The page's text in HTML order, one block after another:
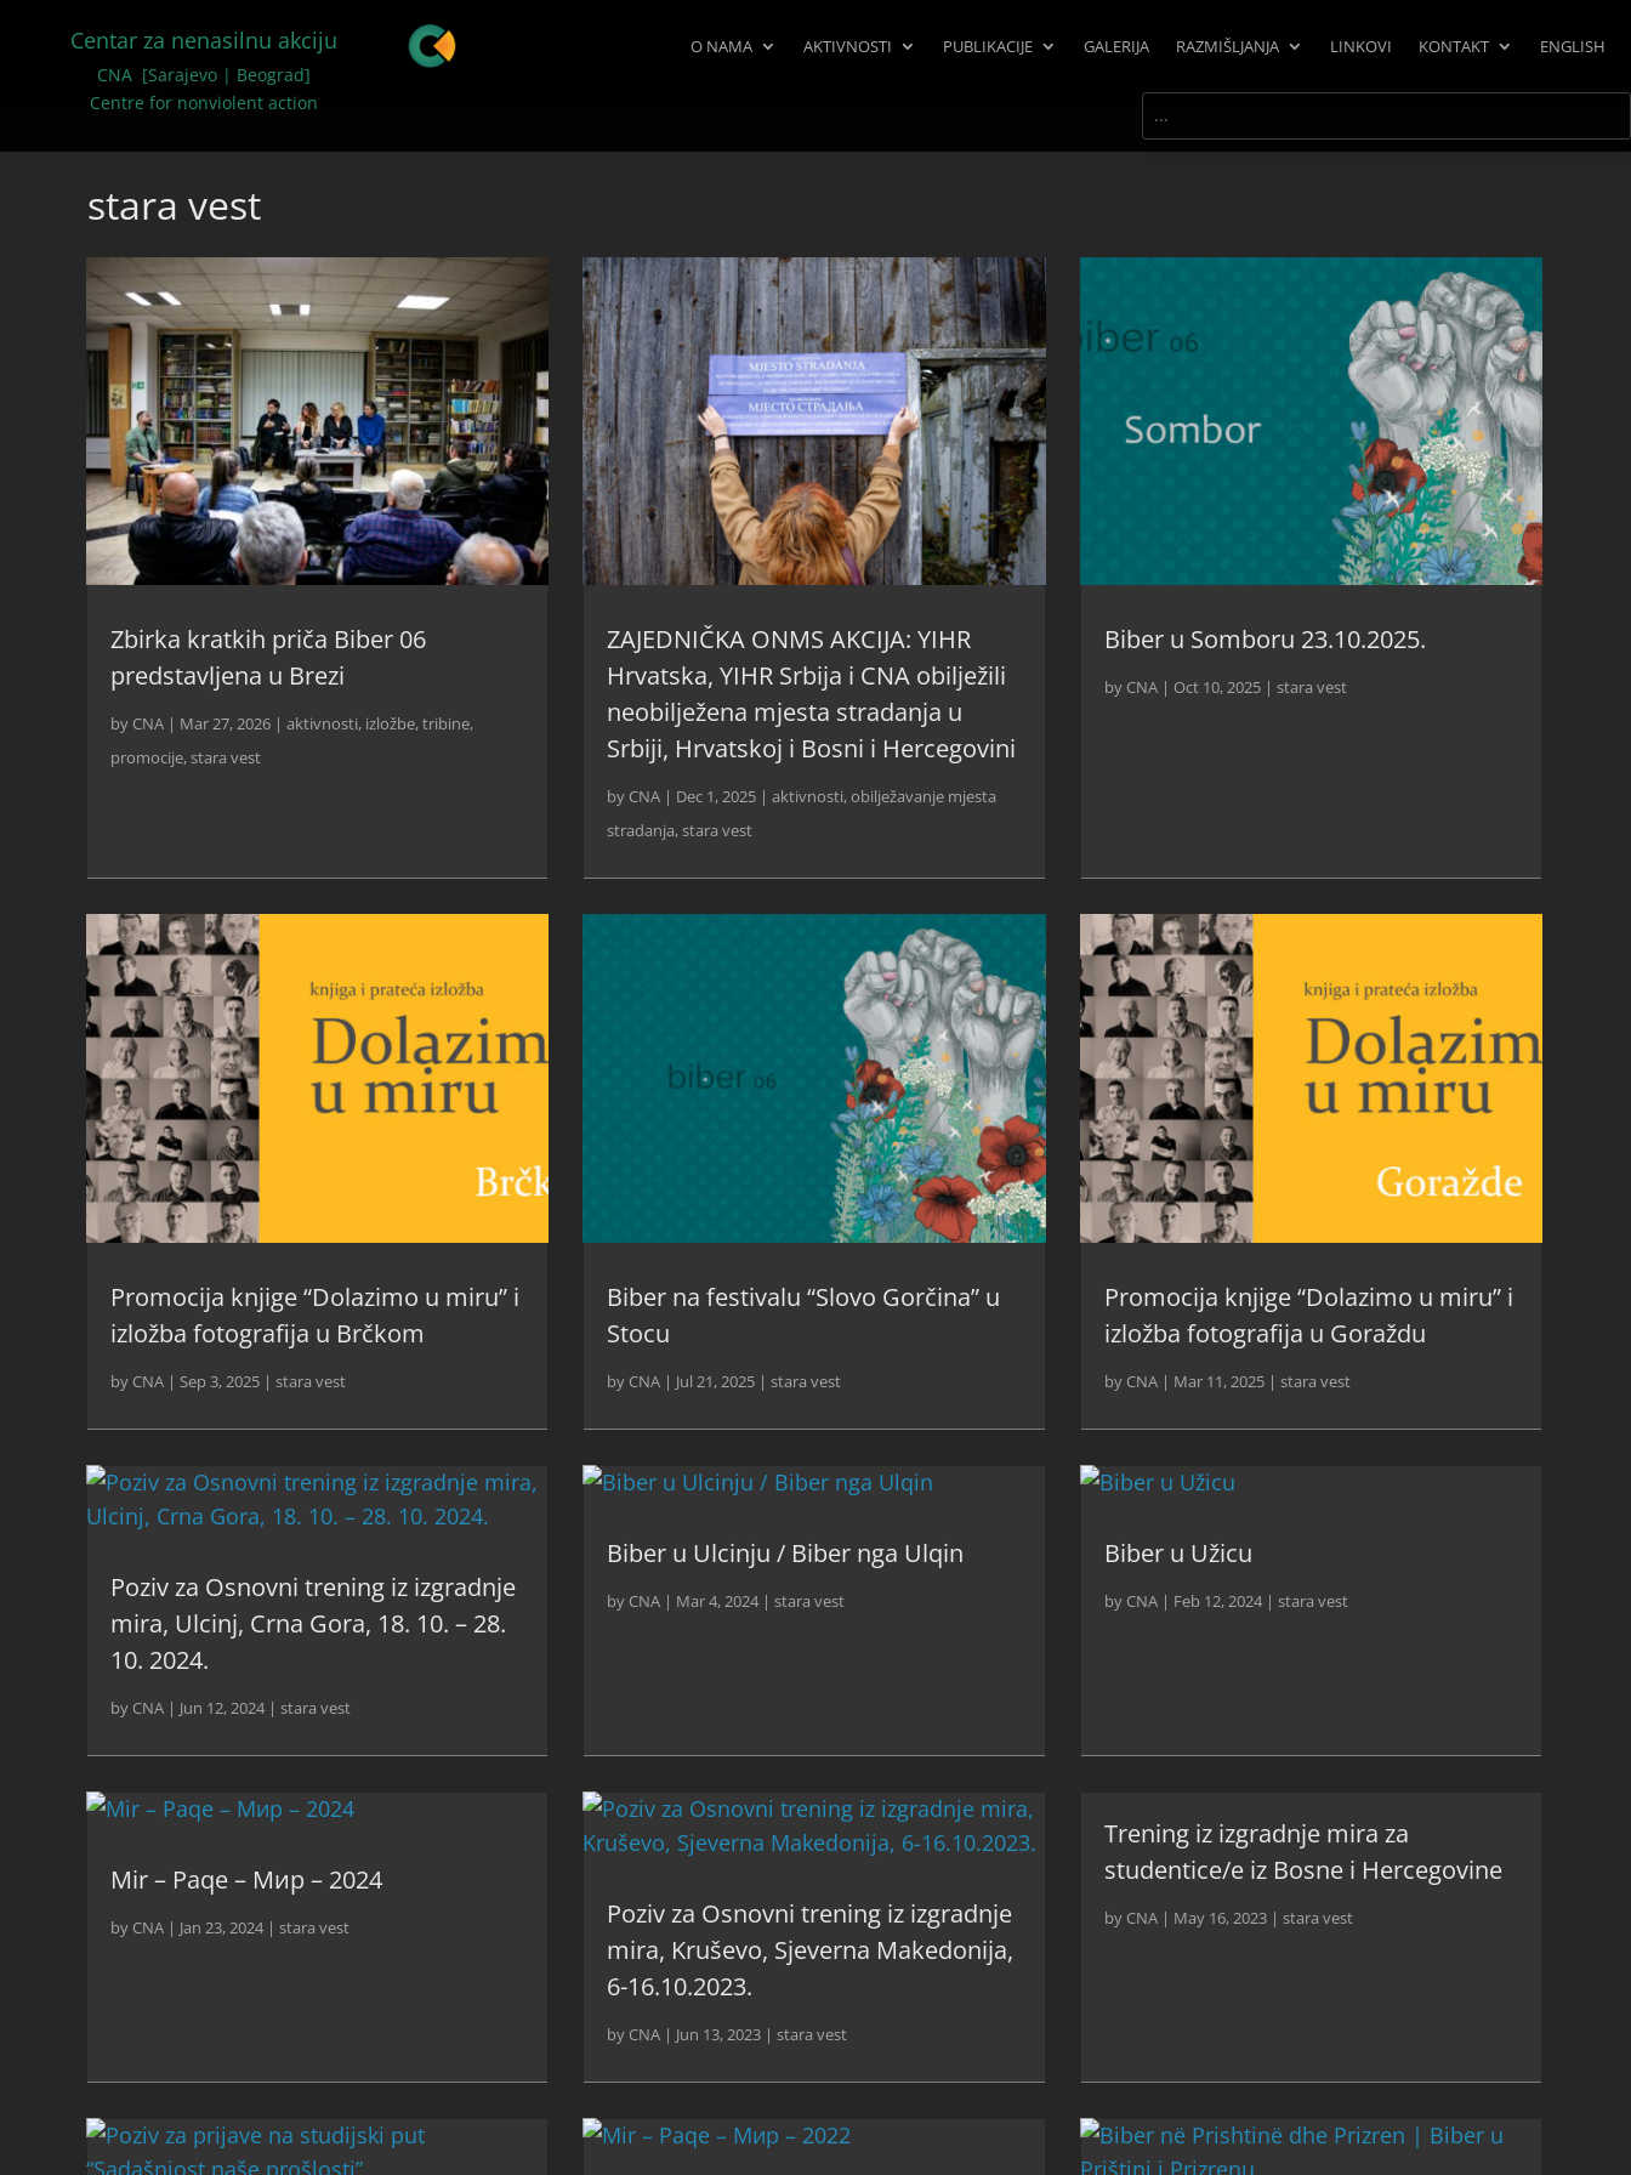
Centar za nenasilnu akciju
CNA [Sarajevo | Beograd]
Centre for nonviolent action
O NAMA AKTIVNOSTI PUBLIKACIJE GALERIJA RAZMIŠLJANJA LINKOVI KONTAKT ENGLISH
stara vest
Zbirka kratkih priča Biber 06
predstavljena u Brezi
by CNA | Mar 27, 2026 | aktivnosti, izložbe, tribine,
promocije,stara vest
ZAJEDNIČKA ONMS AKCIJA: YIHR
Hrvatska, YIHR Srbija i CNA obilježili
neobilježena mjesta stradanja u
Srbiji, Hrvatskoj i Bosni i Hercegovini
by CNA | Dec 1, 2025 |aktivnosti,obilježavanje mjesta
stradanja,stara vest
Biber u Somboru 23.10.2025.
by CNA| Oct 10, 2025| stara vest
Promocija knjige “Dolazimo u miru” i
izložba fotografija u Brčkom
by CNA | Sep 3, 2025 | stara vest
Biber na festivalu “Slovo Gorčina” u
Stocu
by CNA | Jul 21, 2025 |stara vest
Promocija knjige “Dolazimo u miru” i
izložba fotografija u Goraždu
by CNA| Mar 11, 2025| stara vest
Poziv za Osnovni trening iz izgradnje
mira, Ulcinj, Crna Gora, 18. 10. – 28.
10. 2024.
by CNA | Jun 12, 2024 | stara vest
Biber u Ulcinju / Biber nga Ulqin
by CNA | Mar 4, 2024 |stara vest
Biber u Užicu
by CNA| Feb 12, 2024| stara vest
Mir – Paqe – Мир – 2024
by CNA | Jan 23, 2024 | stara vest
Poziv za Osnovni trening iz izgradnje
mira, Kruševo, Sjeverna Makedonija,
6-16.10.2023.
by CNA | Jun 13, 2023 |stara vest
Trening iz izgradnje mira za
studentice/e iz Bosne i Hercegovine
by CNA| May 16, 2023| stara vest